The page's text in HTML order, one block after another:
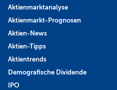
Aktienmarktanalyse
Aktienmarkt-Prognosen
Aktien-News
Aktien-Tipps
Aktientrends
Demografische Dividende
IPO